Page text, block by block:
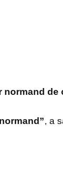
normand
, a